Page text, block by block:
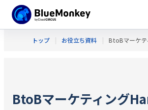
トップ お役立ち資料 BtoBマーケ
BtoBマーケティング